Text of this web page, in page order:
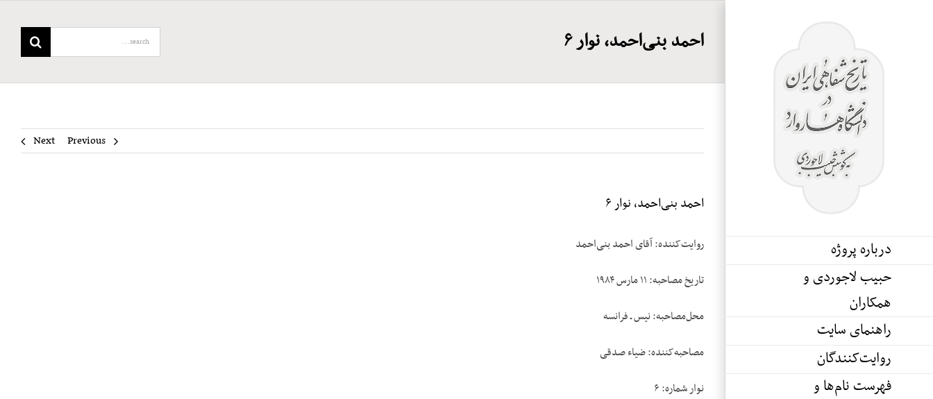
درباره پروژه
حبیب لاجوردی و
همکاران
راهنمای سایت
روایت‌کنندگان
فهرست نام‌ها و
احمد بنی‌احمد، نوار ۶
Search
for:
Previous
Next
احمد بنی‌احمد، نوار ۶
روایت‌کننده: آقای احمد بنی‌احمد
تاریخ مصاحبه: ۱۱ مارس ۱۹۸۴
محل‌مصاحبه: نیس ـ فرانسه
مصاحبه‌کننده: ضیاء صدقی
نوار شماره: ۶